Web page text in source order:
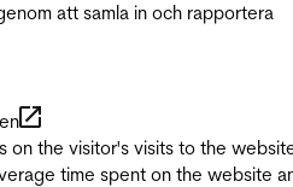
att samla in och rapportera
on the visitor's visits to the
time spent on the website